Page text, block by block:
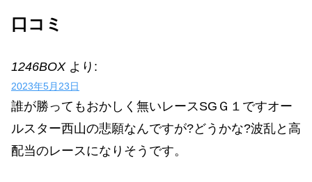
る！キャンペーン投稿をリポスト
するだけInstagra...
口コミ
1246BOX より:
2023年5月23日
誰が勝ってもおかしく無いレースSGＧ１ですオー
ルスター西山の悲願なんですが?どうかな?波乱と高
配当のレースになりそうです。